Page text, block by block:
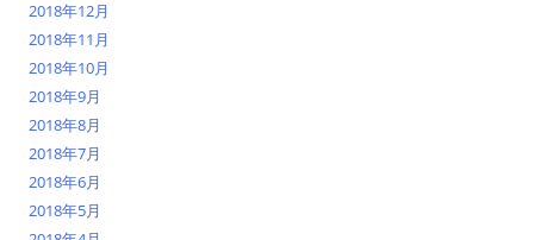
2018年12月
2018年11月
2018年10月
2018年9月
2018年8月
2018年7月
2018年6月
2018年5月